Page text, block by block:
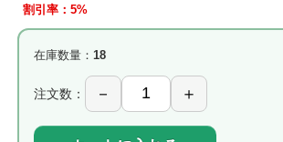
割引率：5%
在庫数量： 18
注文数：